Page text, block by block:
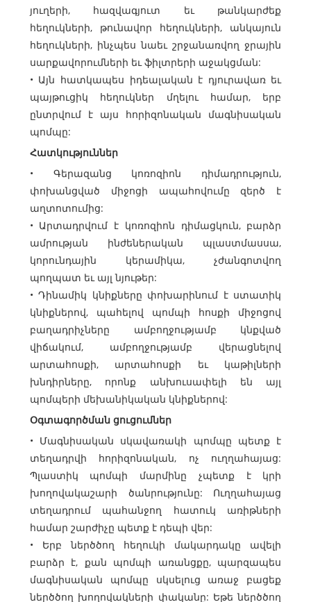
յուղերի, հազվագյուտ եւ թանկարժեք
հեղուկների, թունավոր հեղուկների, անկայուն
հեղուկների, ինչպես նաեւ շրջանառվող ջրային
սարքավորումների եւ ֆիլտրերի աջակցման:
• Այն հատկապես իդեալական է դյուրավառ եւ
պայթուցիկ հեղուկներ մղելու համար, երբ
ընտրվում է այս հորիզոնական մագնիսական
պոմպը:
Հատկություններ
• Գերազանց կոռոզիոն դիմադրություն,
փոխանցված միջոցի ապահովումը զերծ է
աղտոտումից:
• Արտադրվում է կոռոզիոն դիմացկուն, բարձր
ամրության ինժեներական պլաստմասսա,
կորունդային կերամիկա, չժանգոտվող
պողպատ եւ այլ նյութեր:
• Դինամիկ կնիքները փոխարինում է ստատիկ
կնիքներով, պահելով պոմպի հոսքի միջոցով
բաղադրիչները ամբողջությամբ կնքված
վիճակում, ամբողջությամբ վերացնելով
արտահոսքի, արտահոսքի եւ կաթիլների
խնդիրները, որոնք անխուսափելի են այլ
պոմպերի մեխանիկական կնիքներով:
Օգտագործման ցուցումներ
• Մագնիսական սկավառակի պոմպը պետք է
տեղադրվի հորիզոնական, ոչ ուղղահայաց:
Պլաստիկ պոմպի մարմինը չպետք է կրի
խողովակաշարի ծանրությունը: Ուղղահայաց
տեղադրում պահանջող հատուկ առիթների
համար շարժիչը պետք է դեպի վեր:
• Երբ ներծծող հեղուկի մակարդակը ավելի
բարձր է, քան պոմպի առանցքը, պարզապես
մագնիսական պոմպը սկսելուց առաջ բացեք
ներծծող խողովակների փականը: Եթե ​​ներծծող